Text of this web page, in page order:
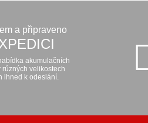
a připraveno
akumulačních
různých velikostech
ihned k odeslání.